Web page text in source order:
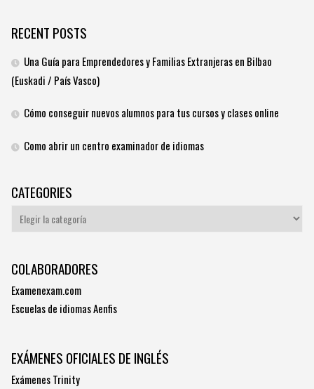
RECENT POSTS
Una Guía para Emprendedores y Familias Extranjeras en Bilbao
(Euskadi / País Vasco)
Cómo conseguir nuevos alumnos para tus cursos y clases online
Como abrir un centro examinador de idiomas
CATEGORIES
Categories
COLABORADORES
Examenexam.com
Escuelas de idiomas Aenfis
EXÁMENES OFICIALES DE INGLÉS
Exámenes Trinity